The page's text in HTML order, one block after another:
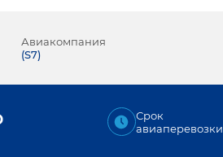
Авиакомпания
(S7)
Срок
авиаперевозки